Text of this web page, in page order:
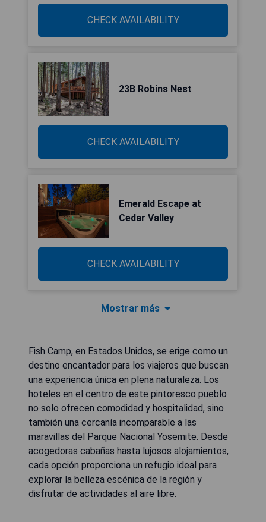
CHECK AVAILABILITY
23B Robins Nest
CHECK AVAILABILITY
Emerald Escape at
Cedar Valley
CHECK AVAILABILITY
Mostrar más
Fish Camp, en Estados Unidos, se erige como un
destino encantador para los viajeros que buscan
una experiencia única en plena naturaleza. Los
hoteles en el centro de este pintoresco pueblo
no solo ofrecen comodidad y hospitalidad, sino
también una cercanía incomparable a las
maravillas del Parque Nacional Yosemite. Desde
acogedoras cabañas hasta lujosos alojamientos,
cada opción proporciona un refugio ideal para
explorar la belleza escénica de la región y
disfrutar de actividades al aire libre.